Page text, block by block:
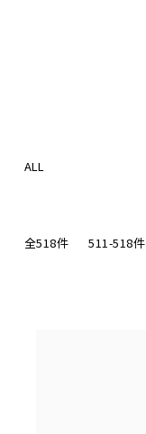
ALL
全518件 511-518件